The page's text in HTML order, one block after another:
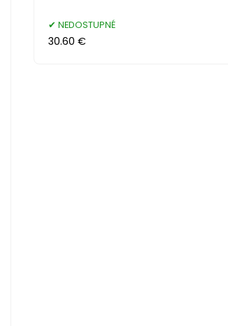
NEDOSTUPNÉ
30.60 €